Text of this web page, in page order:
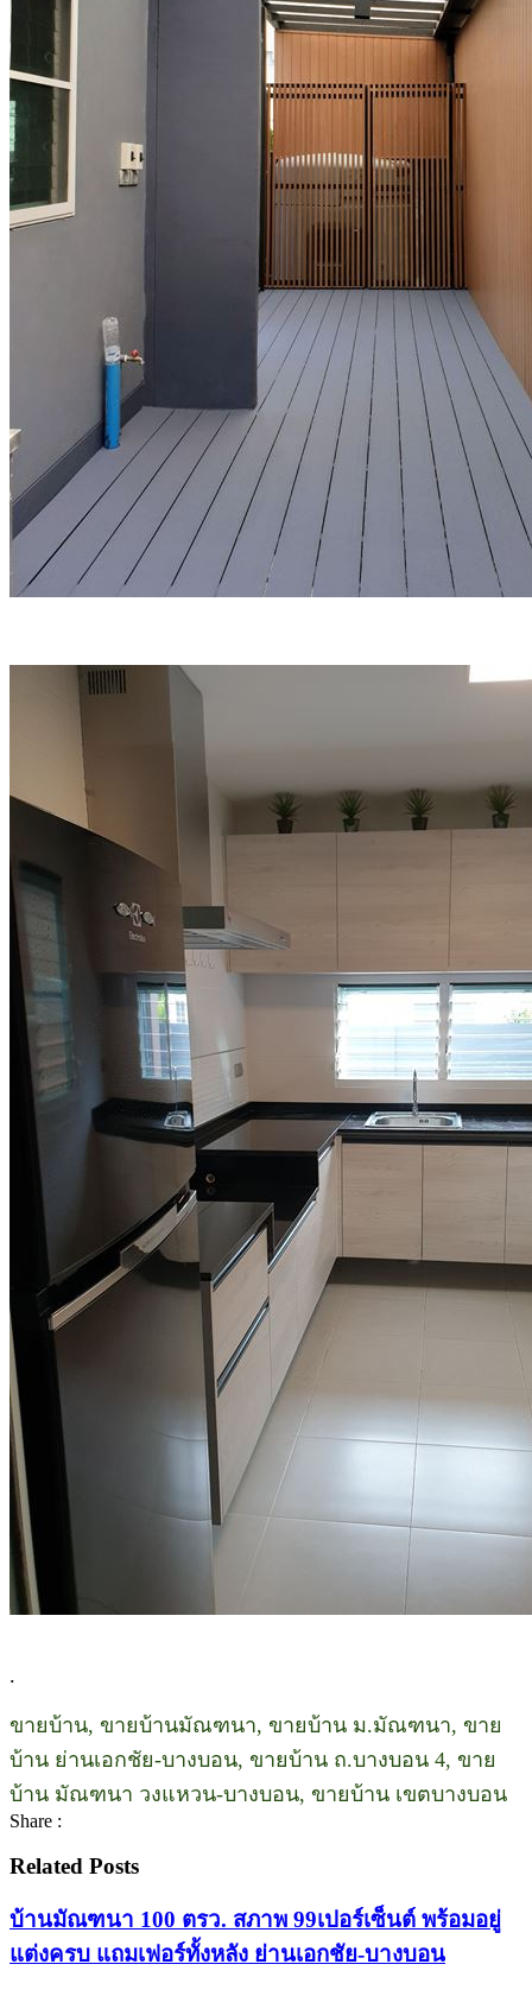
.
ขายบ้าน, ขายบ้านมัณฑนา, ขายบ้าน ม.มัณฑนา, ขาย
บ้าน ย่านเอกชัย-บางบอน, ขายบ้าน ถ.บางบอน 4, ขาย
บ้าน มัณฑนา วงแหวน-บางบอน, ขายบ้าน เขตบางบอน
Share :
Related Posts
บ้านมัณฑนา 100 ตรว. สภาพ 99เปอร์เซ็นต์ พร้อมอยู่
แต่งครบ แถมเฟอร์ทั้งหลัง ย่านเอกชัย-บางบอน